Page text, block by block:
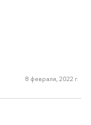
8 февраля, 2022 г.